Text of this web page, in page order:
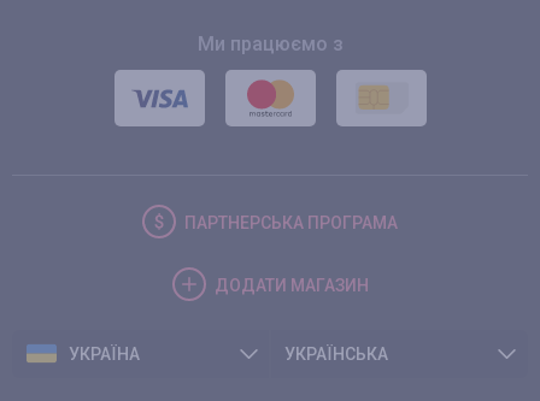
Ми працюємо з
ПАРТНЕРСЬКА ПРОГРАМА
ДОДАТИ МАГАЗИН
УКРАЇНА УКРАЇНСЬКА